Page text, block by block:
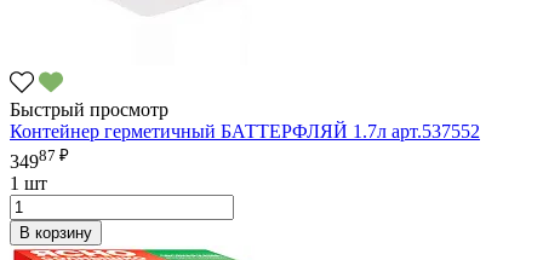
Быстрый просмотр
Контейнер герметичный БАТТЕРФЛЯЙ 1.7л арт.537552
34987 ₽
1 шт
В корзину